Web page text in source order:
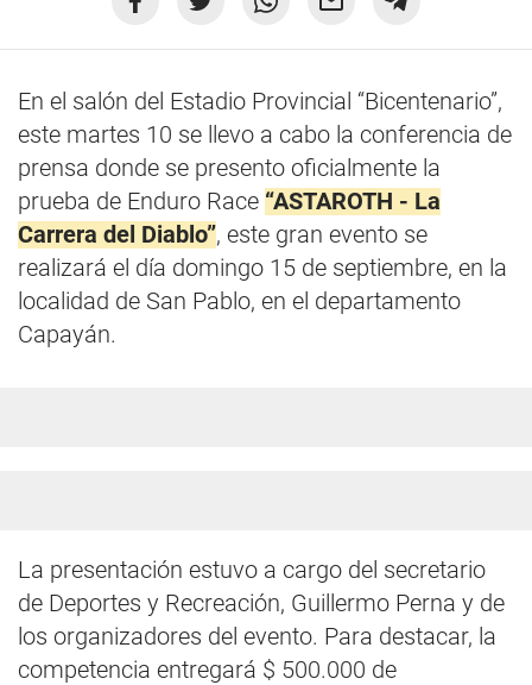
En el salón del Estadio Provincial “Bicentenario”,
este martes 10 se llevo a cabo la conferencia de
prensa donde se presento oficialmente la
prueba de Enduro Race “ASTAROTH - La
Carrera del Diablo”, este gran evento se
realizará el día domingo 15 de septiembre, en la
localidad de San Pablo, en el departamento
Capayán.
La presentación estuvo a cargo del secretario
de Deportes y Recreación, Guillermo Perna y de
los organizadores del evento. Para destacar, la
competencia entregará $ 500.000 de